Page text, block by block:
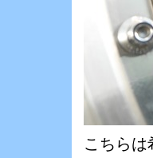
こちらは